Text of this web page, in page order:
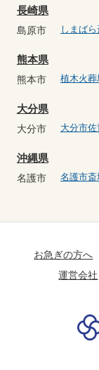
長崎県
島原市 しまば
熊本県
熊本市 植木火葬
大分県
大分市 大分市
沖縄県
名護市 名護市斎
お急ぎの方へ
運営会社